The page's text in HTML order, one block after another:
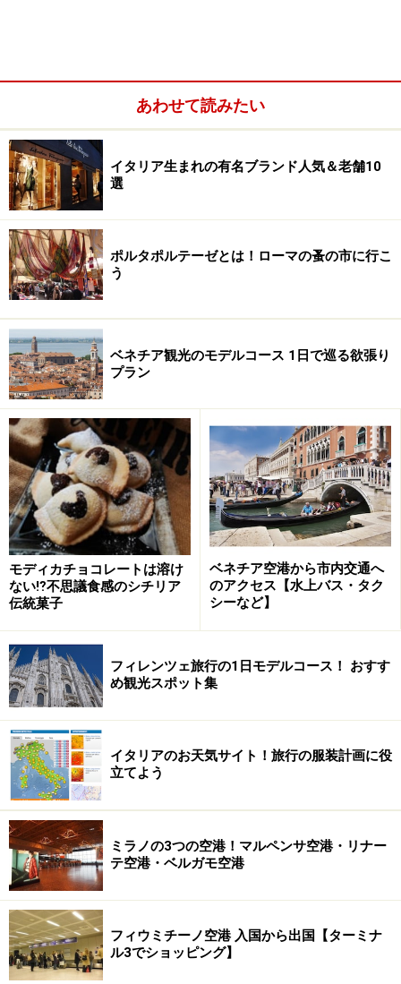
ナポリ地下鉄1号線マテルデイ駅のホームの壁画アート
（Anna Gili作）。 (c)Ewa Kawamura
※以下、各駅の見ごたえ度を三ツ星満点（★～★★★）
で表示！
１．ヴァンヴィテッリ駅（Stazione
Vanvitelli) ★
ナポリ地下鉄1号線の最古のヴォメロ駅に入るナポリの地下
鉄。奥の壁にはモザイク壁画(Isabella Mosca Ducrot作)が。
(c)Ewa Kawamura
ヴァンヴィテッリ駅のコンコースの壁に掛けられた現代アー
ト写真。 (c)Ewa Kawamura
1号線のなかで最も古い駅で、ナポリの丘陵地ヴォメロ
の中心ヴァンヴィテッリ広場と住宅街（Colli Aminei）を
結ぶため、1993年に開業しました。といってもこの駅に
現代アートが飾らたのは、路線拡大とアートな駅が増え
てきた2005年。ヴァンヴィテッリ広場からは、ショッピ
ング街のスカルラッティ通りが直結。もう一つのショッ
ピング街ルーカ・ジョルダーノ通り、ナポリの王宮やガ
レリアのある中心へ行けるケーブルカー駅もすぐ近くに
あります。ヴァンヴィテッリ駅から徒歩で行ける主な観
あわせて読みたい
イタリア生まれの有名ブランド人気＆老舗10
選
ポルタポルテーゼとは！ローマの蚤の市に行こ
う
ベネチア観光のモデルコース 1日で巡る欲張り
プラン
モディカチョコレートは溶け
ない⁉不思議食感のシチリア
伝統菓子
ベネチア空港から市内交通へ
のアクセス【水上バス・タク
シーなど】
フィレンツェ旅行の1日モデルコース！ おすす
め観光スポット集
イタリアのお天気サイト！旅行の服装計画に役
立てよう
ミラノの3つの空港！マルペンサ空港・リナー
テ空港・ベルガモ空港
フィウミチーノ空港 入国から出国【ターミナ
ル3でショッピング】